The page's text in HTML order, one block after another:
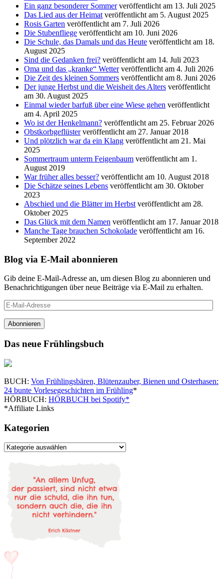
Ein ganz besonderer Sommer veröffentlicht am 13. Juli 2025
Das Lied aus der Heimat veröffentlicht am 5. August 2025
Rosis Garten veröffentlicht am 7. Juli 2026
Die Stubenfliege veröffentlicht am 10. Juni 2026
Die Schule, das Damals und das Heute veröffentlicht am 18.
August 2025
Sind die Gedanken frei? veröffentlicht am 14. Juli 2023
Oma und das „kranke“ Wetter veröffentlicht am 4. Juli 2026
Die Zeit des kleinen Sommers veröffentlicht am 8. Juni 2026
Der junge Herbst und die Weisheit des Alters veröffentlicht
am 30. August 2025
Einmal wieder barfuß über eine Wiese gehen veröffentlicht
am 4. April 2025
Wo ist der Henkelmann? veröffentlicht am 25. Februar 2026
Obstkorbgeflüster veröffentlicht am 27. Januar 2018
Und plötzlich war da ein Klang veröffentlicht am 21. Mai
2025
Sommertraum unterm Feigenbaum veröffentlicht am 1.
August 2019
War früher alles besser? veröffentlicht am 10. August 2018
Die Schätze seines Lebens veröffentlicht am 30. Oktober
2023
Abschied und die Blätter im Herbst veröffentlicht am 28.
Oktober 2025
Das Glück mit dem Namen veröffentlicht am 17. Januar 2018
Manche Tage brauchen Schokolade veröffentlicht am 16.
September 2022
Blog via E-Mail abonnieren
Gib deine E-Mail-Adresse an, um diesen Blog zu abonnieren und
Benachrichtigungen über neue Beiträge via E-Mail zu erhalten.
E-
Mail-
Adresse
Abonnieren
Das neue Frühlingsbuch
BUCH: Von Frühlingsbären, Blütenzauber, Bienen und Osterhasen:
24 bunte Vorlesegeschichten im Frühling*
HÖRBUCH: HÖRBUCH bei Spotify*
*Affiliate Links
Kategorien
Kategorien